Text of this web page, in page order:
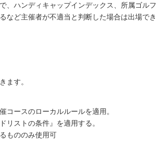
、ハンディキャップインデックス、所属ゴル
ど主催者が不適当と判断した場合は出場でき
ます。
コースのローカルルールを適用。
リストの条件』を適用する。
もののみ使用可